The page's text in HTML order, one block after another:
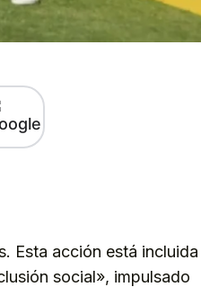
Esta acción está incluida
social», impulsado